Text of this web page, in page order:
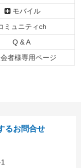
モバイル
ミュニティch
Q & A
者様専用ページ
るお問合せ